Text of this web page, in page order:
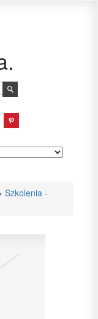
Szkolenia -